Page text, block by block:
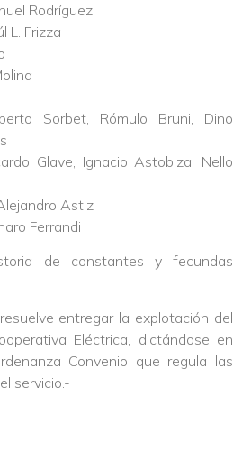
Rodríguez
L. Frizza
Sorbet, Rómulo Bruni, Dino
Glave, Ignacio Astobiza, Nello
Astiz
Ferrandi
de constantes y fecundas
entregar la explotación del
Eléctrica, dictándose en
Convenio que regula las
servicio.-